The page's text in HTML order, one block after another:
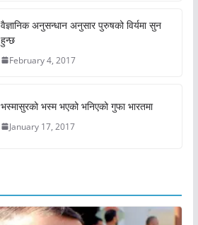
वैज्ञानिक अनुसन्धान अनुसार पुरुषको विर्यमा सुन
हुन्छ
February 4, 2017
भस्मासुरको भस्म भएको भनिएको गुफा भारतमा
January 17, 2017